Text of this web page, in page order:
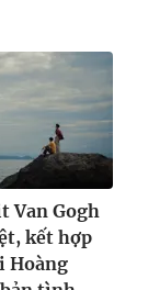
Van Gogh
kết hợp
Hoàng